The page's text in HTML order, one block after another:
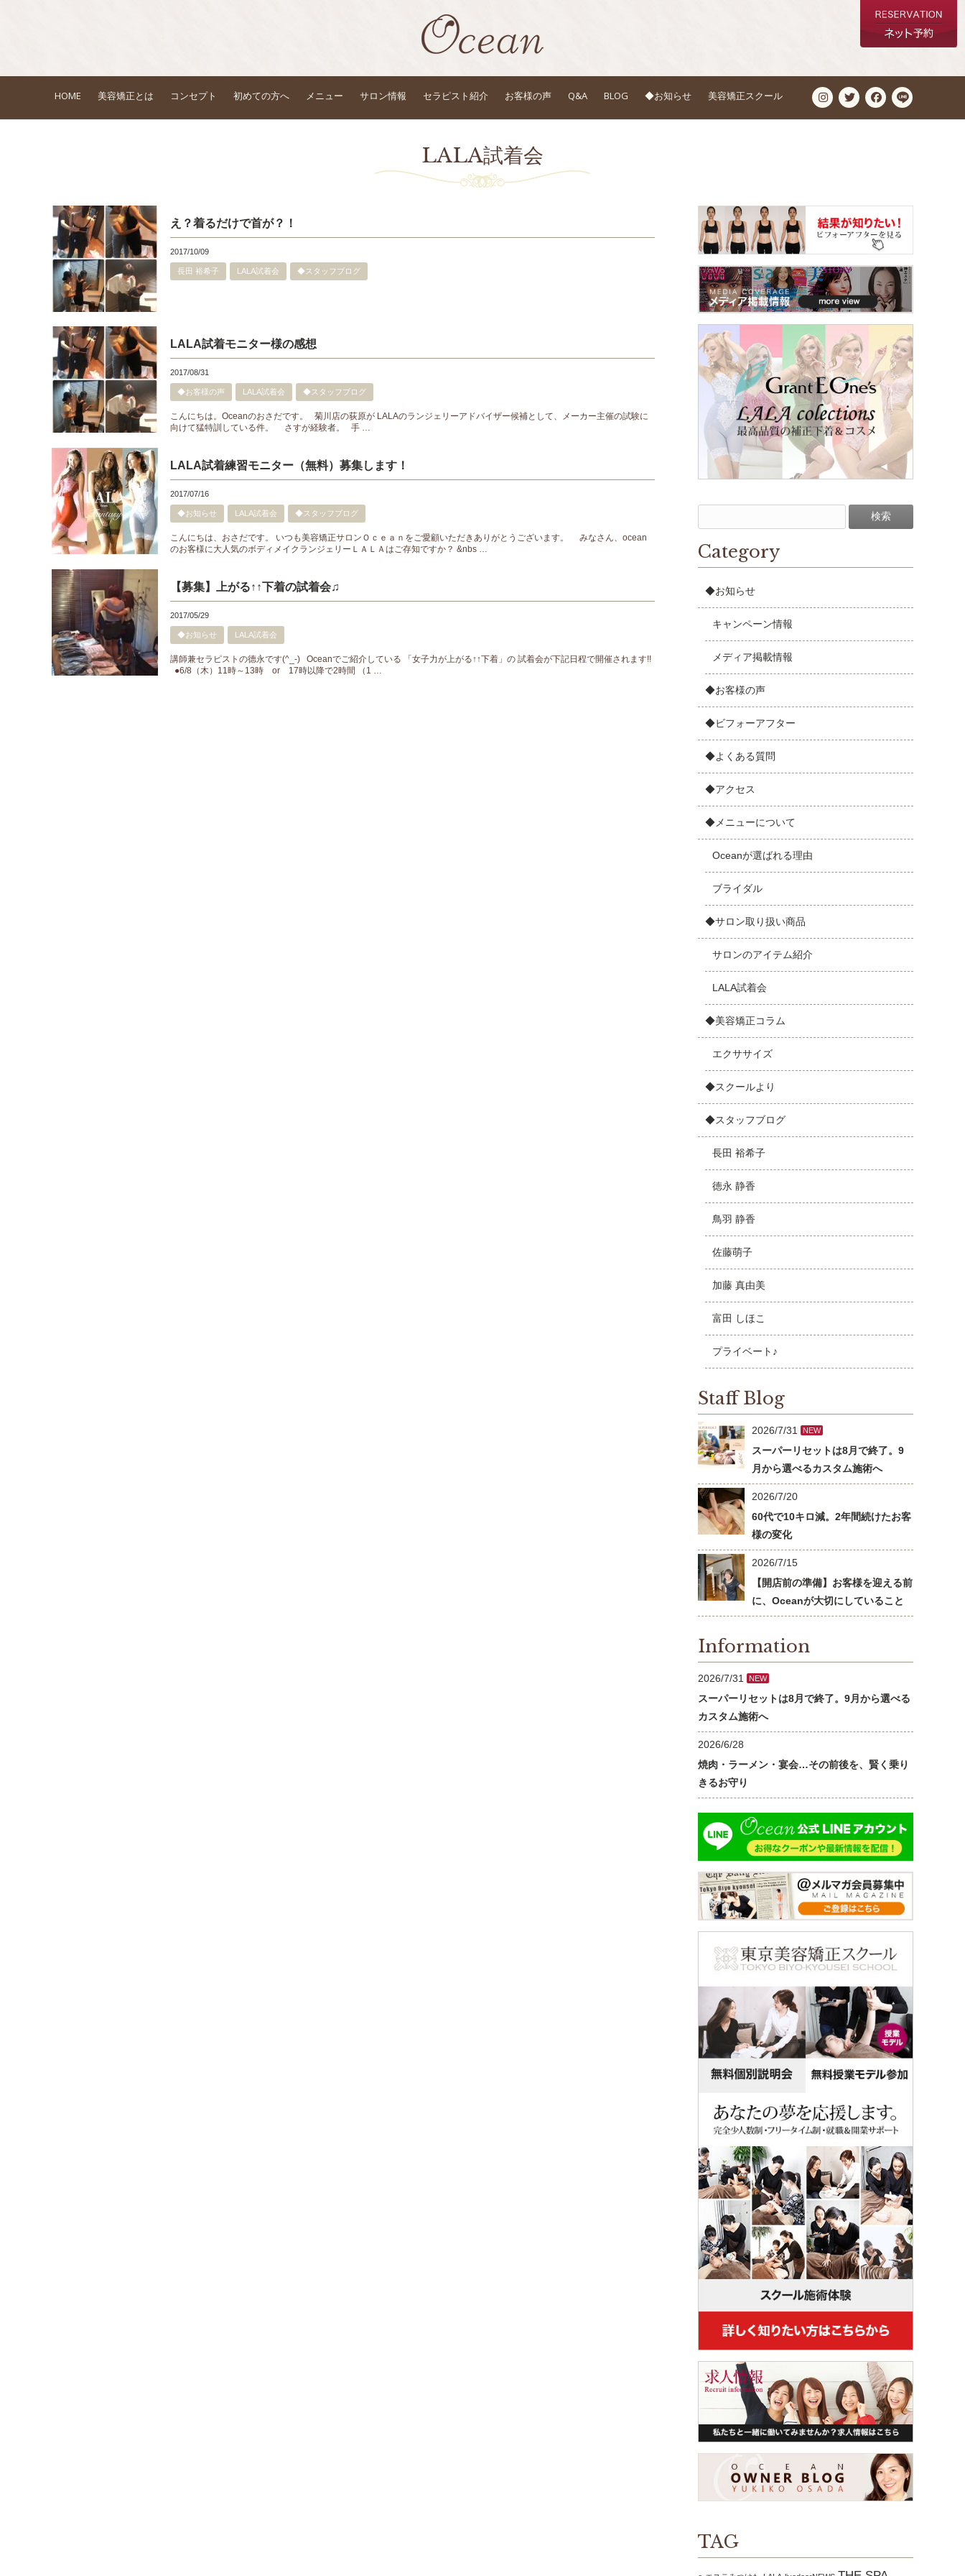
HOME 美容矯正とは コンセプト 初めての方へ メニュー サロン情報 セラピスト紹介 お客様の声 Q&A BLOG ◆お知らせ 美容矯正スクール
LALA試着会
え？着るだけで首が？！
2017/10/09
長田 裕希子 LALA試着会 ◆スタッフブログ
LALA試着モニター様の感想
2017/08/31
◆お客様の声 LALA試着会 ◆スタッフブログ
こんにちは。Oceanのおさだです。 菊川店の荻原が LALAのランジェリーアドバイザー候補として、メーカー主催の試験に
向けて猛特訓している件。 さすが経験者。 手 …
LALA試着練習モニター（無料）募集します！
2017/07/16
◆お知らせ LALA試着会 ◆スタッフブログ
こんにちは、おさだです。 いつも美容矯正サロンＯｃｅａｎをご愛顧いただきありがとうございます。 みなさん、ocean
のお客様に大人気のボディメイクランジェリーＬＡＬＡはご存知ですか？ &nbs …
【募集】上がる↑↑下着の試着会♫
2017/05/29
◆お知らせ LALA試着会
講師兼セラピストの德永です(^_-) Oceanでご紹介している 「女子力が上がる↑↑下着」の 試着会が下記日程で開催されます!!
●6/8（木）11時～13時 or 17時以降で2時間 （1 …
Category
◆お知らせ
キャンペーン情報
メディア掲載情報
◆お客様の声
◆ビフォーアフター
◆よくある質問
◆アクセス
◆メニューについて
Oceanが選ばれる理由
ブライダル
◆サロン取り扱い商品
サロンのアイテム紹介
LALA試着会
◆美容矯正コラム
エクササイズ
◆スクールより
◆スタッフブログ
長田 裕希子
徳永 静香
鳥羽 静香
佐藤萌子
加藤 真由美
富田 しほこ
プライベート♪
Staff Blog
2026/7/31 NEW
スーパーリセットは8月で終了。9
月から選べるカスタム施術へ
2026/7/20
60代で10キロ減。2年間続けたお客
様の変化
2026/7/15
【開店前の準備】お客様を迎える前
に、Oceanが大切にしていること
Information
2026/7/31 NEW
スーパーリセットは8月で終了。9月から選べる
カスタム施術へ
2026/6/28
焼肉・ラーメン・宴会…その前後を、賢く乗り
きるお守り
TAG